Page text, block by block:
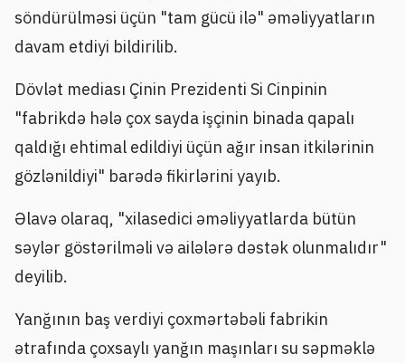
söndürülməsi üçün "tam gücü ilə" əməliyyatların
davam etdiyi bildirilib.
Dövlət mediası Çinin Prezidenti Si Cinpinin
"fabrikdə hələ çox sayda işçinin binada qapalı
qaldığı ehtimal edildiyi üçün ağır insan itkilərinin
gözlənildiyi" barədə fikirlərini yayıb.
Əlavə olaraq, "xilasedici əməliyyatlarda bütün
səylər göstərilməli və ailələrə dəstək olunmalıdır"
deyilib.
Yanğının baş verdiyi çoxmərtəbəli fabrikin
ətrafında çoxsaylı yanğın maşınları su səpməklə